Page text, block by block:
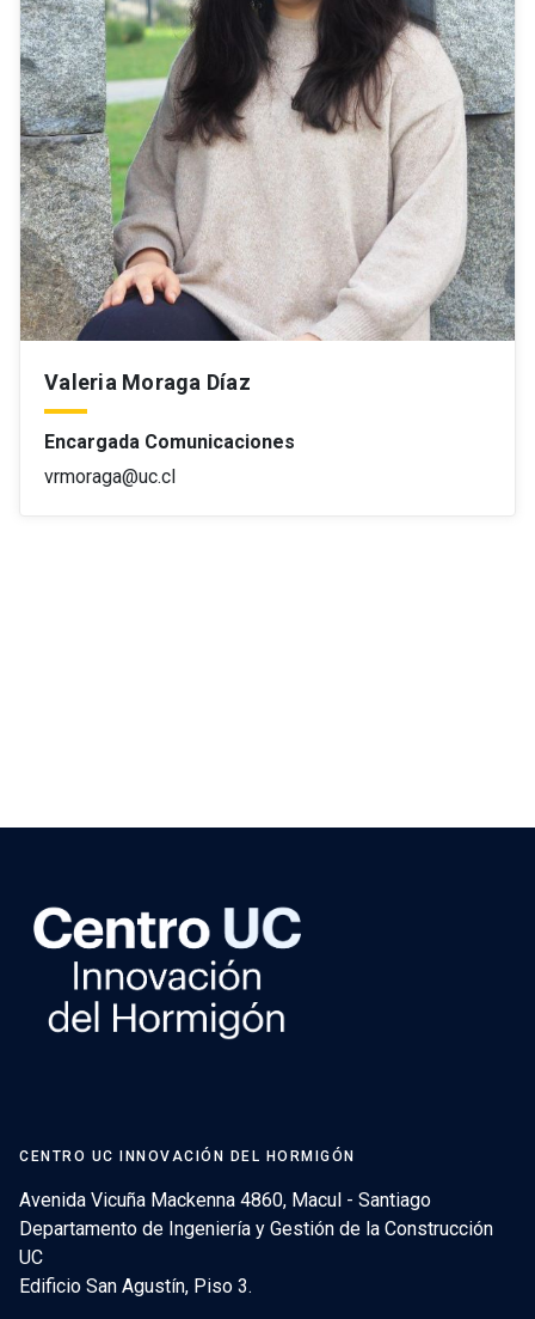
Valeria Moraga Díaz
Encargada Comunicaciones
vrmoraga@uc.cl
CENTRO UC INNOVACIÓN DEL HORMIGÓN
Avenida Vicuña Mackenna 4860, Macul - Santiago
Departamento de Ingeniería y Gestión de la Construcción
UC
Edificio San Agustín, Piso 3.